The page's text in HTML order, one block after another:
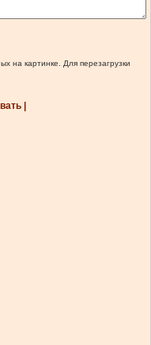
на картинке. Для перезагрузки
|